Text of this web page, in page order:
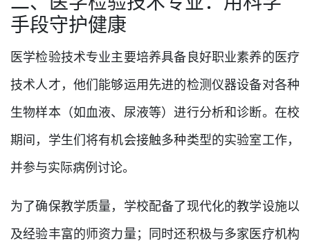
手段守护健康
医学检验技术专业主要培养具备良好职业素养的医疗
技术人才，他们能够运用先进的检测仪器设备对各种
生物样本（如血液、尿液等）进行分析和诊断。在校
期间，学生们将有机会接触多种类型的实验室工作，
并参与实际病例讨论。
为了确保教学质量，学校配备了现代化的教学设施以
及经验丰富的师资力量；同时还积极与多家医疗机构